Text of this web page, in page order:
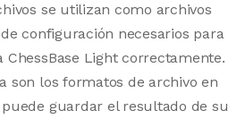
se utilizan como archivos
configuración necesarios para
Light correctamente.
son los formatos de archivo en
guardar el resultado de su